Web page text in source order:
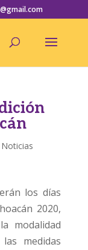
Noticias
los días
2020,
modalidad
medidas